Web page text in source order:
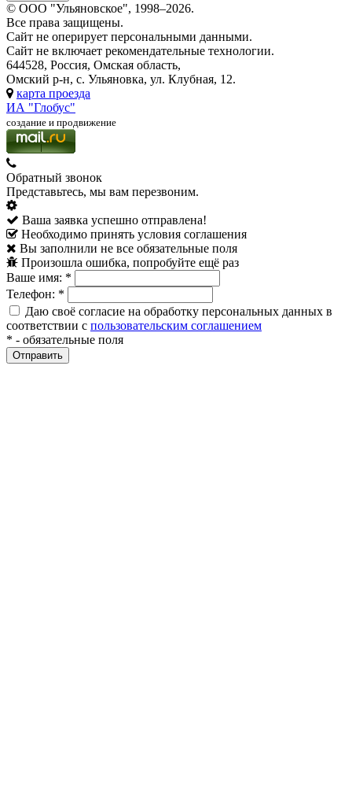
© ООО "Ульяновское", 1998–2026.
Все права защищены.
Сайт не оперирует персональными данными.
Сайт не включает рекомендательные технологии.
644528, Россия, Омская область,
Омский р-н, с. Ульяновка, ул. Клубная, 12.
карта проезда
ИА "Глобус"
создание и продвижение
Обратный звонок
Представьтесь, мы вам перезвоним.
Ваша заявка успешно отправлена!
Необходимо принять условия соглашения
Вы заполнили не все обязательные поля
Произошла ошибка, попробуйте ещё раз
Ваше имя: *
Телефон: *
Даю своё согласие на обработку персональных данных в
соответствии с пользовательским соглашением
* - обязательные поля